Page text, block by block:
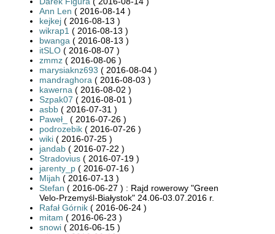
Ann Len ( 2016-08-14 )
kejkej ( 2016-08-13 )
wikrap1 ( 2016-08-13 )
bwanga ( 2016-08-13 )
itSLO ( 2016-08-07 )
zmmz ( 2016-08-06 )
marysiaknz693 ( 2016-08-04 )
mandraghora ( 2016-08-03 )
kawerna ( 2016-08-02 )
Szpak07 ( 2016-08-01 )
asbb ( 2016-07-31 )
Paweł_
( 2016-07-26 )
podrozebik ( 2016-07-26 )
wiki ( 2016-07-25 )
jandab ( 2016-07-22 )
Stradovius ( 2016-07-19 )
jarenty_p ( 2016-07-16 )
Mijah ( 2016-07-13 )
Stefan ( 2016-06-27 ) : Rajd rowerowy "Green
Velo-Przemyśl-Białystok" 24.06-03.07.2016 r.
Rafał Górnik ( 2016-06-24 )
mitam ( 2016-06-23 )
snowi ( 2016-06-15 )